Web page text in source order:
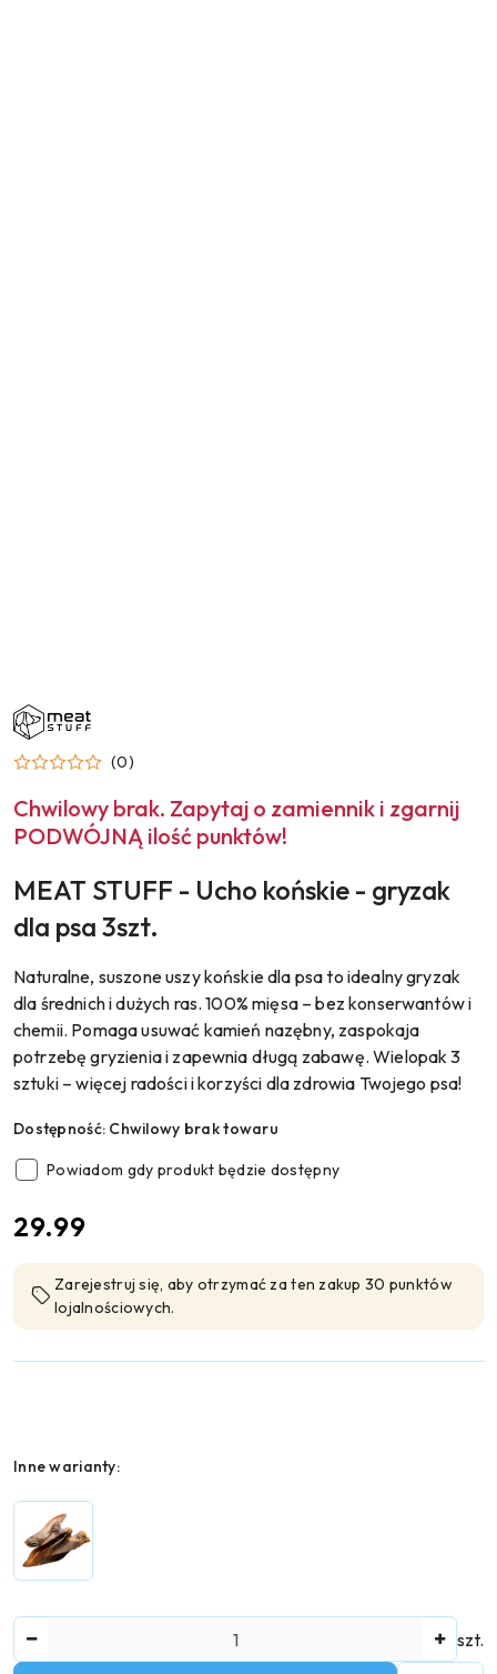
NAZWA
PRODUCENTA:
MEAT
STUFF (0)
Chwilowy brak. Zapytaj o zamiennik i zgarnij
PODWÓJNĄ ilość punktów!
MEAT STUFF - Ucho końskie - gryzak
dla psa 3szt.
Naturalne, suszone uszy końskie dla psa to idealny gryzak
dla średnich i dużych ras. 100% mięsa – bez konserwantów i
chemii. Pomaga usuwać kamień nazębny, zaspokaja
potrzebę gryzienia i zapewnia długą zabawę. Wielopak 3
sztuki – więcej radości i korzyści dla zdrowia Twojego psa!
Dostępność: Chwilowy brak towaru
Powiadom gdy produkt będzie dostępny
cena:
29.99
Zarejestruj się, aby otrzymać za ten zakup 30 punktów
lojalnościowych.
Wariant
Inne warianty:
szt.